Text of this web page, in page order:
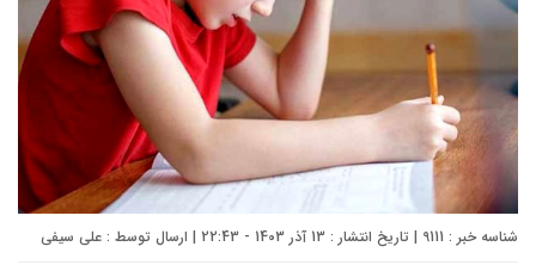
شناسه خبر : 9111 | تاریخ انتشار : 13 آذر 1403 - 22:43 | ارسال توسط : علی سیفی